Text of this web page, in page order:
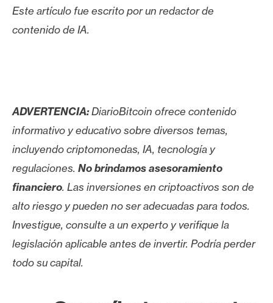
Este artículo fue escrito por un redactor de
contenido de IA.
ADVERTENCIA:DiarioBitcoin ofrece contenido
informativo y educativo sobre diversos temas,
incluyendo criptomonedas, IA, tecnología y
regulaciones. No brindamos asesoramiento
financiero. Las inversiones en criptoactivos son de
alto riesgo y pueden no ser adecuadas para todos.
Investigue, consulte a un experto y verifique la
legislación aplicable antes de invertir. Podría perder
todo su capital.